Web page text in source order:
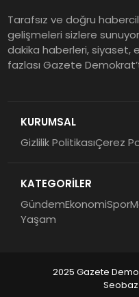
Tarafsız ve doğru
gelişmeleri sizlere
dakika haberleri, siyaset,
fazlası Gazete
KURUMSAL
Gizlilik PolitikasıÇerez
KATEGORİLER
GündemEkonomiSpor
Yaşam
2025 Gazete
Seobaz